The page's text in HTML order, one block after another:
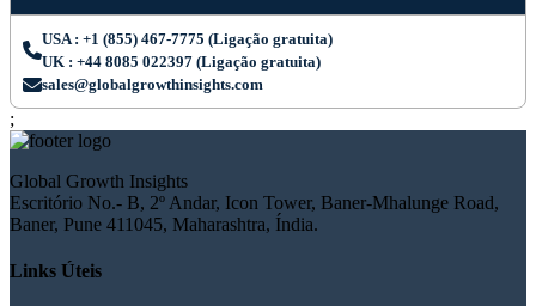
USA : +1 (855) 467-7775 (Ligação gratuita)
UK : +44 8085 022397 (Ligação gratuita)
sales@globalgrowthinsights.com
;
Global Growth Insights
Escritório No.- B, 2º Andar, Icon Tower, Baner-Mhalunge Road,
Baner, Pune 411045, Maharashtra, Índia.
Links Úteis